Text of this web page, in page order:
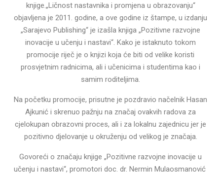
knjige.„Ličnost nastavnika i promjena u obrazovanju“
objavljena je 2011. godine, a ove godine iz štampe, u izdanju
„Sarajevo Publishing“ je izašla knjiga „Pozitivne razvojne
inovacije u učenju i nastavi“. Kako je istaknuto tokom
promocije riječ je o knjizi koja će biti od velike koristi
prosvjetnim radnicima, ali i učenicima i studentima kao i
samim roditeljima.
Na početku promocije, prisutne je pozdravio načelnik Hasan
Ajkunić i skrenuo pažnju na značaj ovakvih radova za
cjelokupan obrazovni proces, ali i za lokalnu zajednicu jer je
pozitivno djelovanje u okruženju od velikog je značaja.
Govoreći o značaju knjige „Pozitivne razvojne inovacije u
učenju i nastavi“, promotori doc. dr. Nermin Mulaosmanović